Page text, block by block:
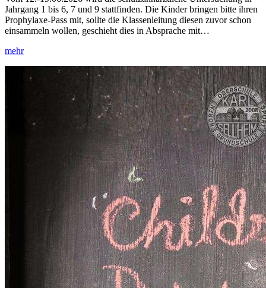
Jahrgang 1 bis 6, 7 und 9 stattfinden. Die Kinder bringen bitte ihren
Prophylaxe-Pass mit, sollte die Klassenleitung diesen zuvor schon
einsammeln wollen, geschieht dies in Absprache mit…
mehr